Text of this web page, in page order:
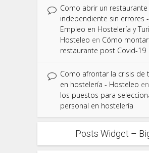
Como abrir un restaurante
independiente sin errores
Empleo en Hostelería y
Hosteleo en Cómo
restaurante post Covid-19
Como afrontar la crisis de
en hostelería - Hosteleo en
los puestos para
personal en hostelería
Posts Widget –